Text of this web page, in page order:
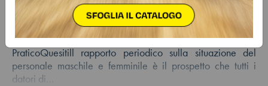
IndiceAziende soggette all’obbligoI dati da trasmettere e la
modalità di trasmissioneModalità di presentazioneSgravi
contributiviSanzioni in caso di mancata trasmissioneCaso
PraticoQuesitill rapporto periodico sulla situazione del
personale maschile e femminile è il prospetto che tutti i
datori di…